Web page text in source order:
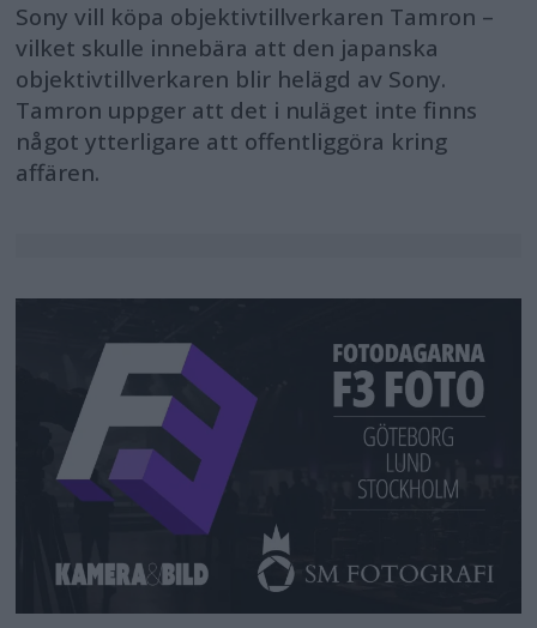
Sony vill köpa objektivtillverkaren Tamron –
vilket skulle innebära att den japanska
objektivtillverkaren blir helägd av Sony.
Tamron uppger att det i nuläget inte finns
något ytterligare att offentliggöra kring
affären.